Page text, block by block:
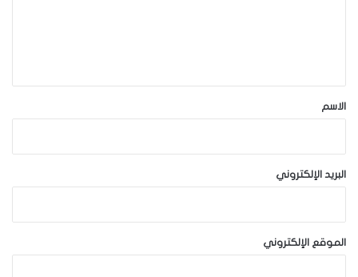
*الاسم
البريد الإلكتروني
الموقع الإلكتروني